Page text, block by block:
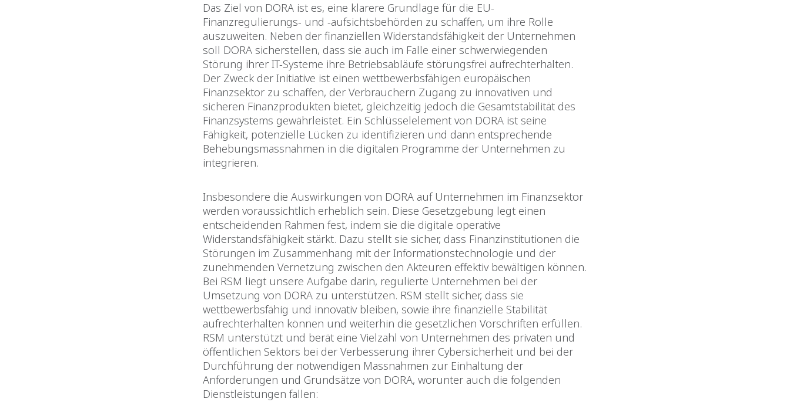
Das Ziel von DORA ist es, eine klarere Grundlage für die EU-
Finanzregulierungs- und -aufsichtsbehörden zu schaffen, um ihre Rolle
auszuweiten. Neben der finanziellen Widerstandsfähigkeit der Unternehmen
soll DORA sicherstellen, dass sie auch im Falle einer schwerwiegenden
Störung ihrer IT-Systeme ihre Betriebsabläufe störungsfrei aufrechterhalten.
Der Zweck der Initiative ist einen wettbewerbsfähigen europäischen
Finanzsektor zu schaffen, der Verbrauchern Zugang zu innovativen und
sicheren Finanzprodukten bietet, gleichzeitig jedoch die Gesamtstabilität des
Finanzsystems gewährleistet. Ein Schlüsselelement von DORA ist seine
Fähigkeit, potenzielle Lücken zu identifizieren und dann entsprechende
Behebungsmassnahmen in die digitalen Programme der Unternehmen zu
integrieren.
Insbesondere die Auswirkungen von DORA auf Unternehmen im Finanzsektor
werden voraussichtlich erheblich sein. Diese Gesetzgebung legt einen
entscheidenden Rahmen fest, indem sie die digitale operative
Widerstandsfähigkeit stärkt. Dazu stellt sie sicher, dass Finanzinstitutionen die
Störungen im Zusammenhang mit der Informationstechnologie und der
zunehmenden Vernetzung zwischen den Akteuren effektiv bewältigen können.
Bei RSM liegt unsere Aufgabe darin, regulierte Unternehmen bei der
Umsetzung von DORA zu unterstützen. RSM stellt sicher, dass sie
wettbewerbsfähig und innovativ bleiben, sowie ihre finanzielle Stabilität
aufrechterhalten können und weiterhin die gesetzlichen Vorschriften erfüllen.
RSM unterstützt und berät eine Vielzahl von Unternehmen des privaten und
öffentlichen Sektors bei der Verbesserung ihrer Cybersicherheit und bei der
Durchführung der notwendigen Massnahmen zur Einhaltung der
Anforderungen und Grundsätze von DORA, worunter auch die folgenden
Dienstleistungen fallen: